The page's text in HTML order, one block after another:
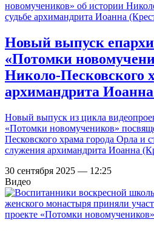
Новый выпуск
«Потомки
Николо-Песковского
архимандрита
Новый выпуск из цикла
«Потомки новомучеников»
Песковского храма города Орла и
служения архимандрита Иоанна
30 сентября 2025 — 12:25
Видео